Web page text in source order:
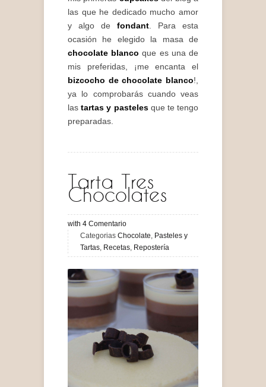
las que he dedicado mucho amor
y algo de fondant. Para esta
ocasión he elegido la masa de
chocolate blanco que es una de
mis preferidas, ¡me encanta el
bizcocho de chocolate blanco!,
ya lo comprobarás cuando veas
lastartas y pastelesque te tengo
preparadas.
Tarta Tres
Chocolates
with 4 Comentario
Categorias Chocolate, Pasteles y
Tartas, Recetas, Repostería